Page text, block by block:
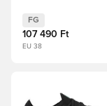
FG
107 490 Ft
EU 38
Megnyit egy